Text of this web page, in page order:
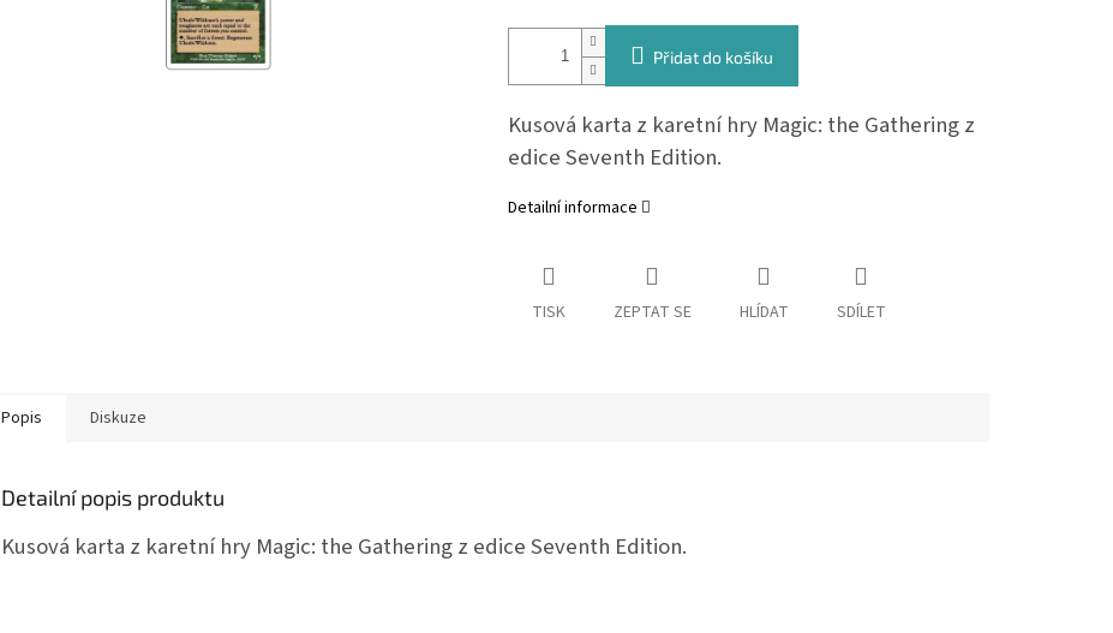
Přidat do košíku
Kusová karta z karetní hry Magic: the Gathering z
edice Seventh Edition.
Detailní informace
TISK ZEPTAT SE HLÍDAT SDÍLET
Popis Diskuze
Detailní popis produktu
Kusová karta z karetní hry Magic: the Gathering z edice Seventh Edition.